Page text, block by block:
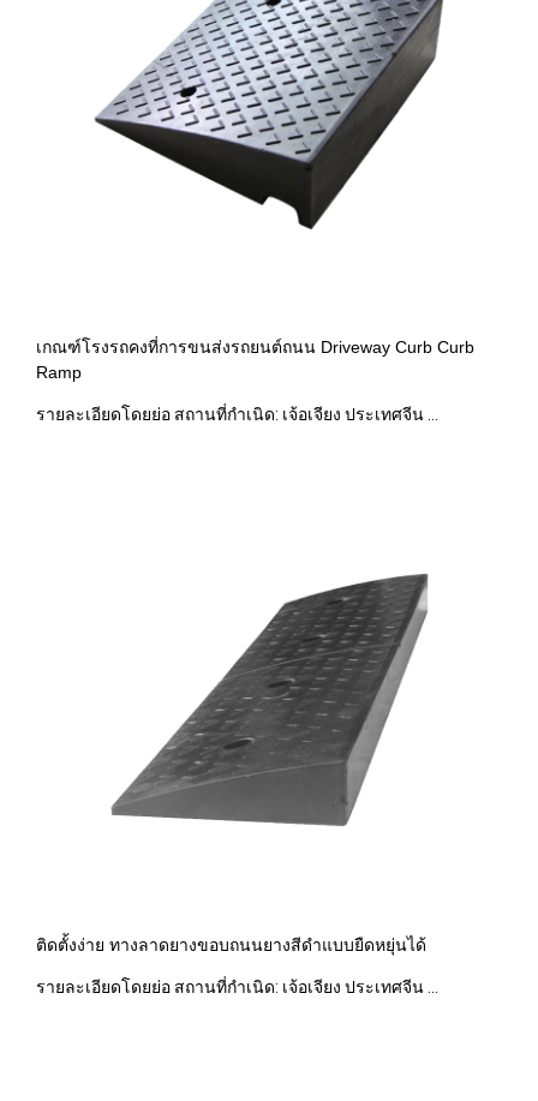
เกณฑ์โรงรถคงที่การขนส่งรถยนต์ถนน Driveway Curb Curb
Ramp
รายละเอียดโดยย่อ สถานที่กำเนิด: เจ้อเจียง ประเทศจีน ...
ติดตั้งง่าย ทางลาดยางขอบถนนยางสีดำแบบยืดหยุ่นได้
รายละเอียดโดยย่อ สถานที่กำเนิด: เจ้อเจียง ประเทศจีน ...